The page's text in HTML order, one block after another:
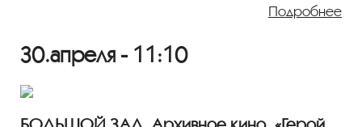
разделившего с родной страной все тяготы
тридцатых, а затем и сороковых годов. Теперь
Кузькин решает стать единоличником. Но вновь
начинаются мытарства крестьянина - и уже без
надежды...
Подробнее
30.апреля - 11:10